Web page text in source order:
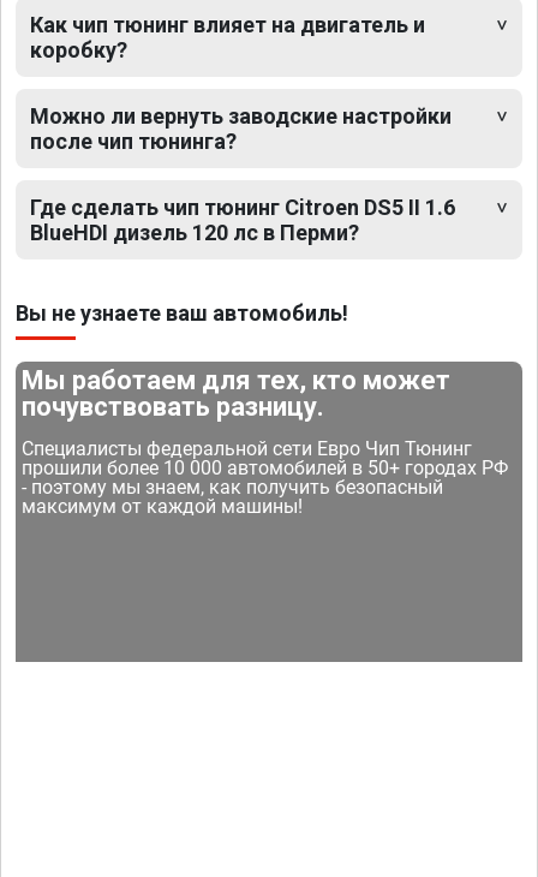
Как чип тюнинг влияет на двигатель и
коробку?
Можно ли вернуть заводские настройки
после чип тюнинга?
Где сделать чип тюнинг Citroen DS5 II 1.6
BlueHDI дизель 120 лс в Перми?
Вы не узнаете ваш автомобиль!
Мы работаем для тех, кто может
почувствовать разницу.
Специалисты федеральной сети Евро Чип Тюнинг
прошили более 10 000 автомобилей в 50+ городах РФ
- поэтому мы знаем, как получить безопасный
максимум от каждой машины!